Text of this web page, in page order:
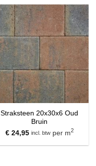
Straksteen 20x30x6 Oud
Bruin
€24,95 incl. btwper m2